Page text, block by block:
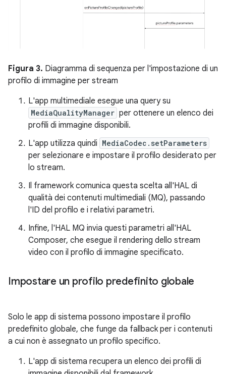
Figura 3. Diagramma di sequenza per l'impostazione di un
profilo di immagine per stream
L'app multimediale esegue una query su
MediaQualityManager per ottenere un elenco dei
profili di immagine disponibili.
L'app utilizza quindi MediaCodec.setParameters
per selezionare e impostare il profilo desiderato per
lo stream.
Il framework comunica questa scelta all'HAL di
qualità dei contenuti multimediali (MQ), passando
l'ID del profilo e i relativi parametri.
Infine, l'HAL MQ invia questi parametri all'HAL
Composer, che esegue il rendering dello stream
video con il profilo di immagine specificato.
Impostare un profilo predefinito globale
Solo le app di sistema possono impostare il profilo
predefinito globale, che funge da fallback per i contenuti
a cui non è assegnato un profilo specifico.
L'app di sistema recupera un elenco dei profili di